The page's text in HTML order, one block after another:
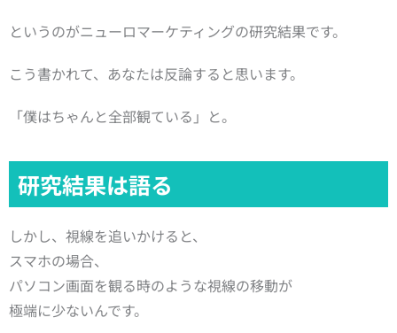
というのがニューロマーケティングの研究結果です。
こう書かれて、あなたは反論すると思います。
「僕はちゃんと全部観ている」と。
研究結果は語る
しかし、視線を追いかけると、
スマホの場合、
パソコン画面を観る時のような視線の移動が
極端に少ないんです。